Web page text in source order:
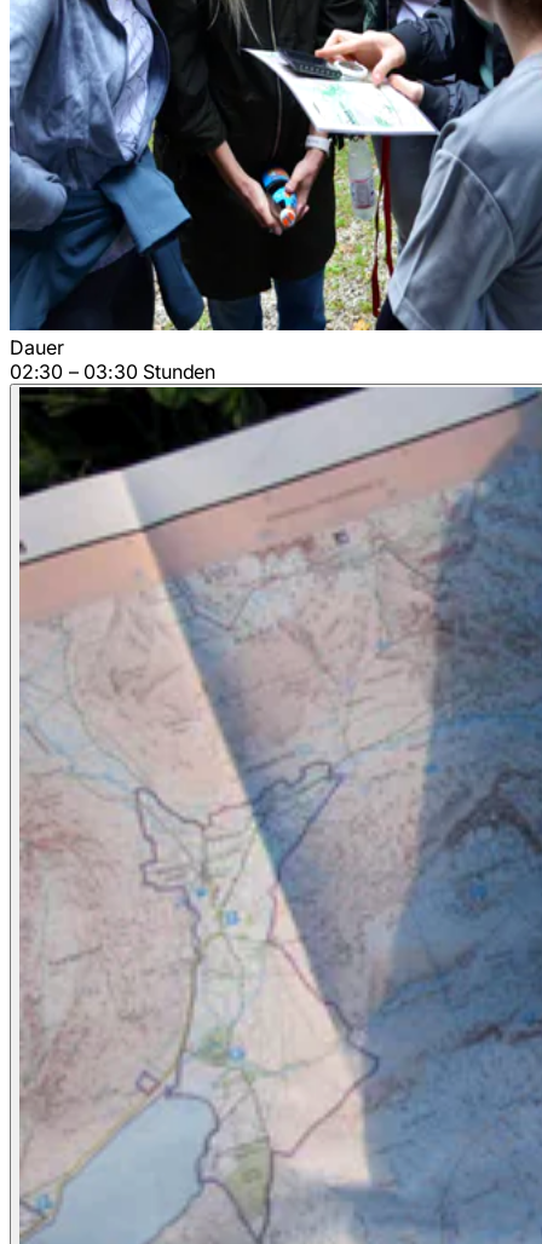
Dauer
02:30 – 03:30 Stunden